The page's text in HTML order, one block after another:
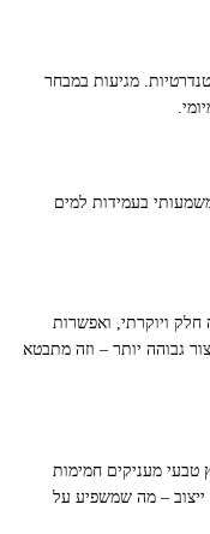
מגיעות במבחר
בעמידות למים
ויוקרתי, ואפשרות
גבוהה יותר – וזה מתבטא
טבעי מעניקים חמימות
ייצוב – מה שמשפיע על